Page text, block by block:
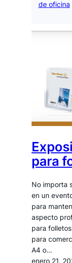
de oficina
para
No importa
en un
para
aspecto
para
para
A4 o…
enero 21,